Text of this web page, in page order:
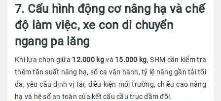
7. Cấu hình động cơ nâng hạ và chế
độ làm việc, xe con di chuyển
ngang pa lăng
Khi lựa chọn giữa 12.000 kgvà 15.000 kg, SHM cần kiểm tra
thêm tần suất nâng hạ, số ca vận hành, tỷ lệ nâng gần tải tối
đa, yêu cầu định vị tải, điều kiện môi trường, chiều cao nâng
hạ và hệ số an toàn của kết cấu cầu trục dầm đôi.